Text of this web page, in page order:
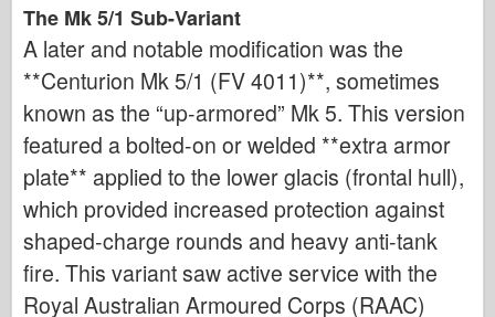
The Mk 5/1 Sub-Variant
A later and notable modification was the
**Centurion Mk 5/1 (FV 4011)**, sometimes
known as the “up-armored” Mk 5. This version
featured a bolted-on or welded **extra armor
plate** applied to the lower glacis (frontal hull),
which provided increased protection against
shaped-charge rounds and heavy anti-tank
fire. This variant saw active service with the
Royal Australian Armoured Corps (RAAC)